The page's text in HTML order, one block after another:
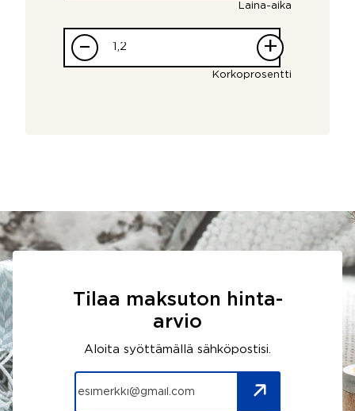
Laina-aika
– +
Korkoprosentti
Tilaa maksuton hinta-
arvio
Aloita syöttämällä sähköpostisi.